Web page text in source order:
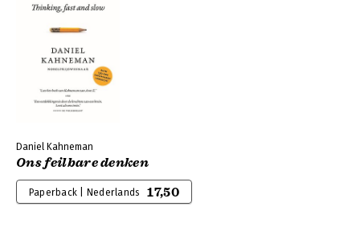
Daniel Kahneman
Ons feilbare denken
Paperback | Nederlands 17,50